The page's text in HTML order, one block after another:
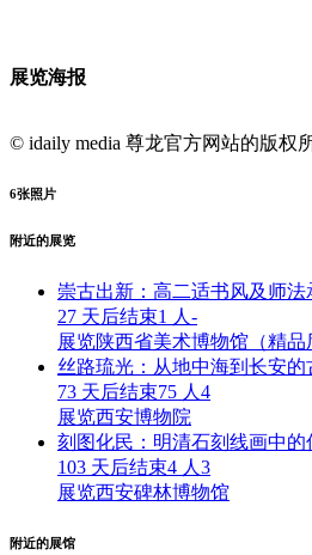
展览海报
© idaily media 尊龙官方网站的版权
6张照片
附近的展览
崇古出新：高二适书风及师法
27 天后结束1 人 -
展览陕西省美术博物馆（精品
丝路琉光：从地中海到长安的
73 天后结束75 人 4
展览西安博物院
刻图化民：明清石刻线画中的
103 天后结束4 人 3
展览西安碑林博物馆
附近的展馆